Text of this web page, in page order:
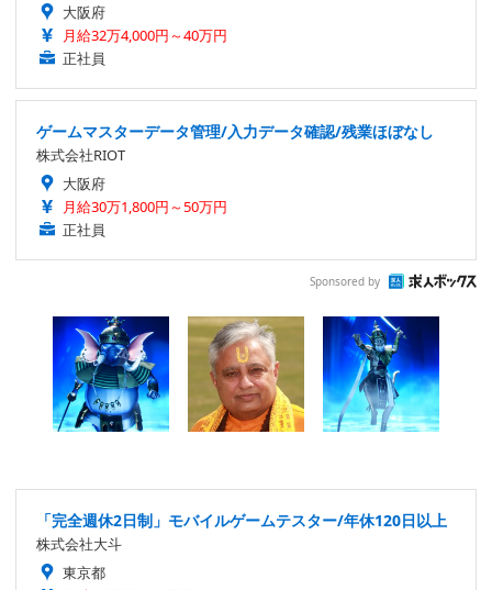
大阪府
月給32万4,000円～40万円
正社員
ゲームマスターデータ管理/入力データ確認/残業ほぼなし
株式会社RIOT
大阪府
月給30万1,800円～50万円
正社員
Sponsored by
「完全週休2日制」モバイルゲームテスター/年休120日以上
株式会社大斗
東京都